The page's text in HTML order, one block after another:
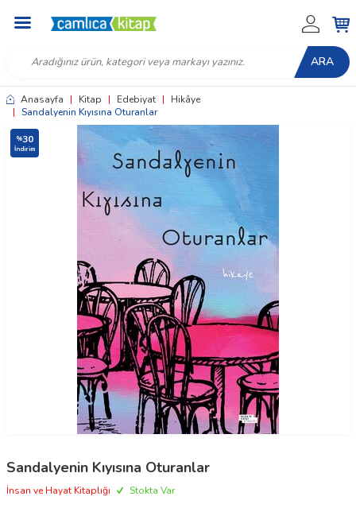
ARA
Anasayfa | Kitap | Edebiyat |
Hikâye
| Sandalyenin Kıyısına Oturanlar
%30
İndirim
Sandalyenin Kıyısına Oturanlar
İnsan ve Hayat Kitaplığı Stokta Var